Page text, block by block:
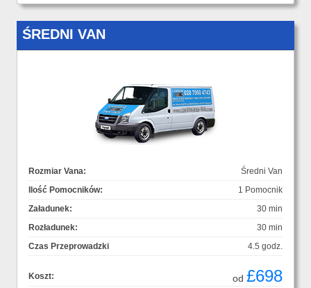
ŚREDNI VAN
Rozmiar Vana:
Średni Van
Ilość Pomocników:
1 Pomocnik
Załadunek:
30 min
Rozładunek:
30 min
Czas Przeprowadzki
4.5 godz.
Koszt: od £698